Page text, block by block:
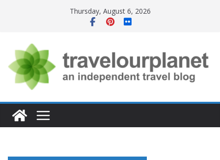
Thursday, August 6, 2026